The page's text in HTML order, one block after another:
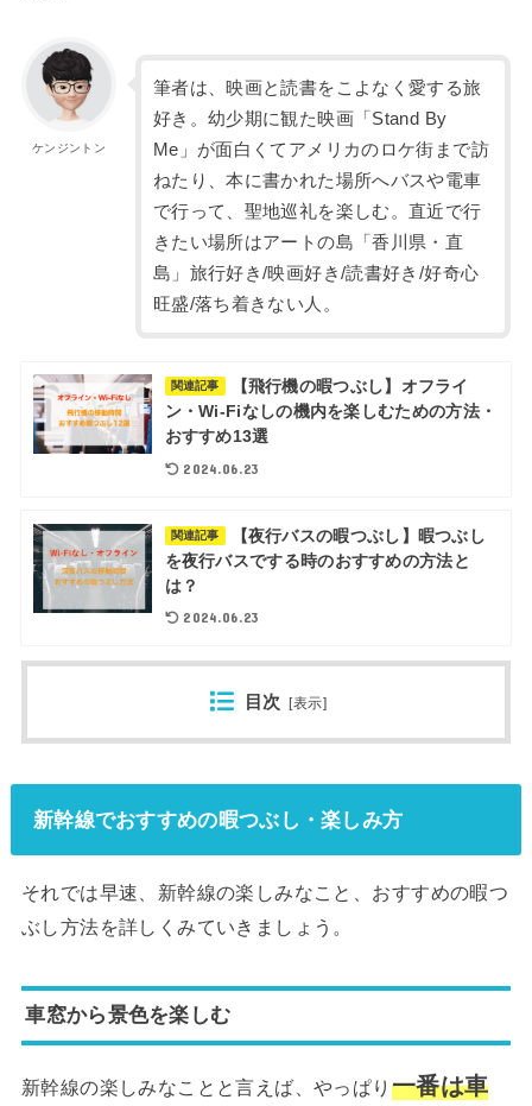
ケンジントン
筆者は、映画と読書をこよなく愛する旅
好き。幼少期に観た映画「Stand By
Me」が面白くてアメリカのロケ街まで訪
ねたり、本に書かれた場所へバスや電車
で行って、聖地巡礼を楽しむ。直近で行
きたい場所はアートの島「香川県・直
島」旅行好き/映画好き/読書好き/好奇心
旺盛/落ち着きない人。
関連記事
【飛行機の暇つぶし】オフライ
ン・Wi-Fiなしの機内を楽しむための方法・
おすすめ13選
2024.06.23
関連記事
【夜行バスの暇つぶし】暇つぶし
を夜行バスでする時のおすすめの方法と
は？
2024.06.23
目次 [表示]
新幹線でおすすめの暇つぶし・楽しみ方
それでは早速、新幹線の楽しみなこと、おすすめの暇つ
ぶし方法を詳しくみていきましょう。
車窓から景色を楽しむ
新幹線の楽しみなことと言えば、やっぱり 一番は車